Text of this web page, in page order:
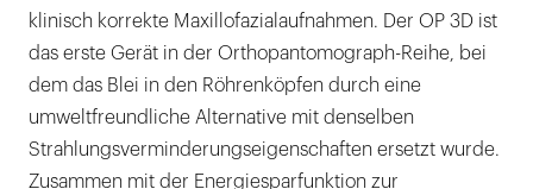
klinisch korrekte Maxillofazialaufnahmen. Der OP 3D ist
das erste Gerät in der Orthopantomograph-Reihe, bei
dem das Blei in den Röhrenköpfen durch eine
umweltfreundliche Alternative mit denselben
Strahlungsverminderungseigenschaften ersetzt wurde.
Zusammen mit der Energiesparfunktion zur